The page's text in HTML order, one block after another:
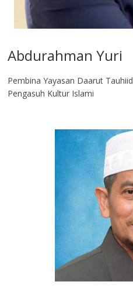
Abdurahman Yuri
Pembina Yayasan Daarut Tauhiid
Pengasuh Kultur Islami